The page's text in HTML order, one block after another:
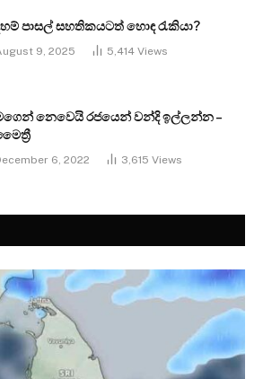
පාසල් සහතිකයටත් හොඳ රැකියා?
9, 2025 5,414 Views
නෙවෙයි රජයෙන් වන්දි ඉල්ලන්න –
6, 2022 3,615 Views